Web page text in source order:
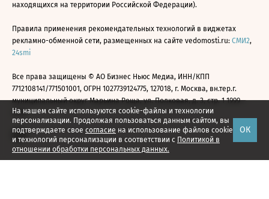
На нашем сайте используются cookie-файлы и технологии
персонализации. Продолжая пользоваться данным сайтом, вы
подтверждаете свое согласие на использование файлов cookie
и технологий персонализации в соответствии с Политикой в
отношении обработки персональных данных.
ОК
находящихся на территории Российской Федерации).
Правила применения рекомендательных технологий в виджетах
рекламно-обменной сети, размещенных на сайте vedomosti.ru: СМИ2,
24smi
Все права защищены © АО Бизнес Ньюс Медиа, ИНН/КПП
7712108141/771501001, ОГРН 1027739124775, 127018, г. Москва, вн.тер.г.
муниципальный округ Марьина Роща, ул. Полковая, д. 3, стр. 1 1999—
2026